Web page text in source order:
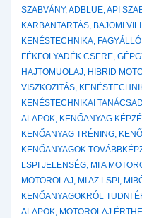
SZABVÁNY,ADBLUE,API
KARBANTARTÁS, BAJOMI VILI
KENÉSTECHNIKA,
FÉKFOLYADÉK CSERE,
HAJTOMUOLAJ, HIBRID
VISZKOZITÁS,
KENÉSTECHNIKAI
ALAPOK, KENŐANYAG
KENŐANYAG TRÉNING,
KENŐANYAGOK
LSPI JELENSÉG, MI A
MOTOROLAJ, MI AZ LSPI ,
KENŐANYAGOKRÓL TUDNI
ALAPOK, MOTOROLAJ